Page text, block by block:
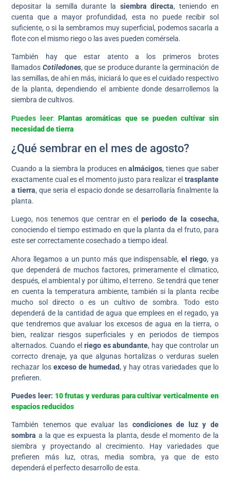
depositar la semilla durante la siembra directa, teniendo en
cuenta que a mayor profundidad, esta no puede recibir sol
suficiente, o si la sembramos muy superficial, podemos sacarla a
flote con el mismo riego o las aves pueden comérsela.
También hay que estar atento a los primeros brotes
llamados Cotiledones, que se produce durante la germinación de
las semillas, de ahí en más, iniciará lo que es el cuidado respectivo
de la planta, dependiendo el ambiente donde desarrollemos la
siembra de cultivos.
Puedes leer: Plantas aromáticas que se pueden cultivar sin
necesidad de tierra
¿Qué sembrar en el mes de agosto?
Cuando a la siembra la produces enalmácigos, tienes que saber
exactamente cual es el momento justo para realizar el trasplante
a tierra, que seria el espacio donde se desarrollaría finalmente la
planta.
Luego, nos tenemos que centrar en elperiodo de la cosecha,
conociendo el tiempo estimado en que la planta da el fruto, para
este ser correctamente cosechado a tiempo ideal.
Ahora llegamos a un punto más que indispensable,el riego, ya
que dependerá de muchos factores, primeramente el climatico,
después, el ambiental y por último, el terreno. Se tendrá que tener
en cuenta la temperatura ambiente, también si la planta recibe
mucho sol directo o es un cultivo de sombra. Todo esto
dependerá de la cantidad de agua que emplees en el regado, ya
que tendremos que avaluar los excesos de agua en la tierra, o
bien, realizar riesgos superficiales y en periodos de tiempos
alternados. Cuando el riego es abundante, hay que controlar un
correcto drenaje, ya que algunas hortalizas o verduras suelen
rechazar losexceso de humedad, y hay otras variedades que lo
prefieren.
Puedes leer: 10 frutas y verduras para cultivar verticalmente en
espacios reducidos
También tenemos que evaluar las condiciones de luz y de
sombra a la que es expuesta la planta, desde el momento de la
siembra y proyectando al crecimiento. Hay variedades que
prefieren más luz, otras, media sombra, ya que de esto
dependerá el perfecto desarrollo de esta.